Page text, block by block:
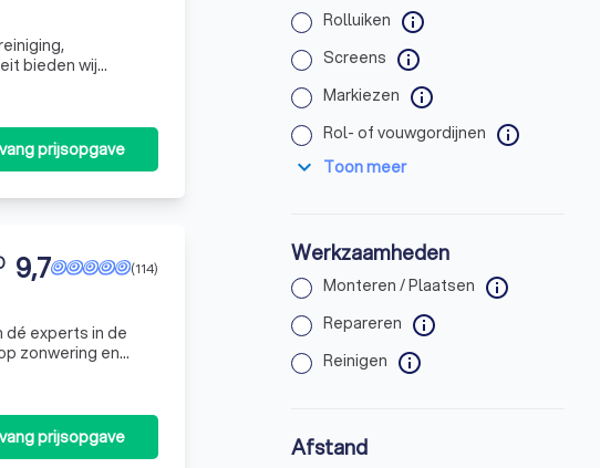
bieden wij
prijsopgave
(114)
9,7
dé experts in de
zonwering en
screens, glazens
prijsopgave
Rolluiken info
Screens info
Markiezen info
Rol- of vouwgordijnen info
expand_more Toon meer
Werkzaamheden
Monteren / Plaatsen info
Repareren info
Reinigen info
Afstand